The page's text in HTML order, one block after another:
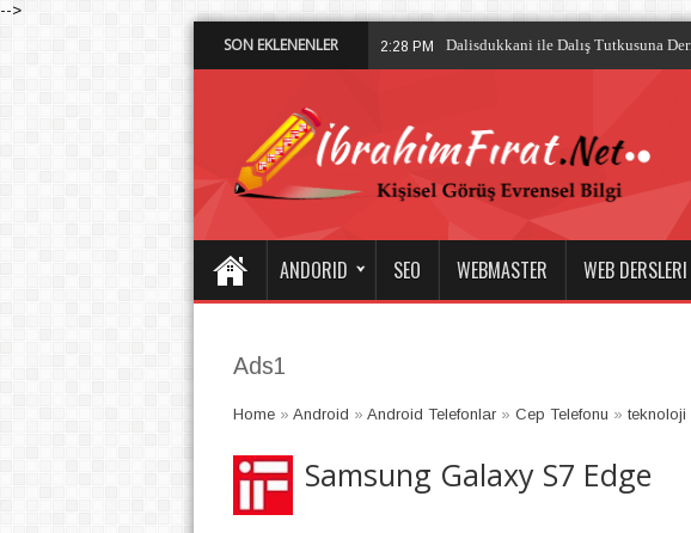
-->
SON EKLENENLER 1:51 PM Valorant
ANDORID SEO WEBMASTER WEB DERSLERI
Ads1
Home» Android » Android Telefonlar» Cep Telefonu » teknoloji
Samsung Galaxy S7 Edge